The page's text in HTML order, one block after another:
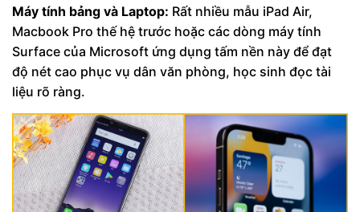
Máy tính bảng và Laptop: Rất nhiều mẫu iPad Air,
Macbook Pro thế hệ trước hoặc các dòng máy tính
Surface của Microsoft ứng dụng tấm nền này để đạt
độ nét cao phục vụ dân văn phòng, học sinh đọc tài
liệu rõ ràng.